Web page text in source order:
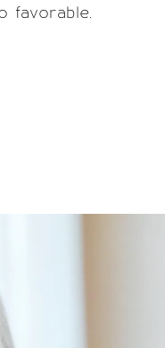
favorable.